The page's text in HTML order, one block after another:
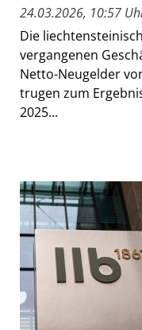
24.03.2026, 10:57
Die
vergangenen
Netto-Neugelder
trugen zum
2025...